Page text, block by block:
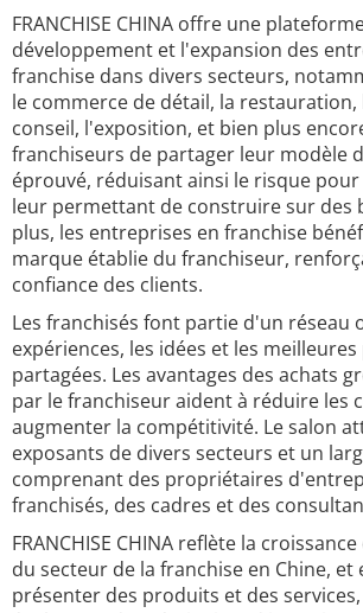
FRANCHISE CHINA offre une
développement et l'expansion des
franchise dans divers secteurs,
le commerce de détail, la restauration,
conseil, l'exposition, et bien plus
franchiseurs de partager leur modèle
éprouvé, réduisant ainsi le risque
leur permettant de construire sur des
plus, les entreprises en franchise
marque établie du franchiseur,
confiance des clients.
Les franchisés font partie d'un réseau
expériences, les idées et les
partagées. Les avantages des achats
par le franchiseur aident à réduire les
augmenter la compétitivité. Le salon
exposants de divers secteurs et un
comprenant des propriétaires
franchisés, des cadres et des
FRANCHISE CHINA reflète la
du secteur de la franchise en Chine, et
présenter des produits et des